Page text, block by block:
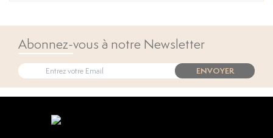
Abonnez-vous à notre Newsletter
ENVOYER